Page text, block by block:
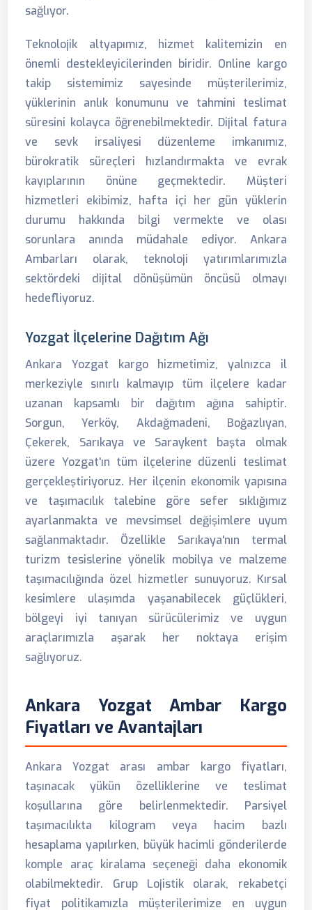
sağlıyor.
Teknolojik altyapımız, hizmet kalitemizin en
önemli destekleyicilerinden biridir. Online kargo
takip sistemimiz sayesinde müşterilerimiz,
yüklerinin anlık konumunu ve tahmini teslimat
süresini kolayca öğrenebilmektedir. Dijital fatura
ve sevk irsaliyesi düzenleme imkanımız,
bürokratik süreçleri hızlandırmakta ve evrak
kayıplarının önüne geçmektedir. Müşteri
hizmetleri ekibimiz, hafta içi her gün yüklerin
durumu hakkında bilgi vermekte ve olası
sorunlara anında müdahale ediyor. Ankara
Ambarları olarak, teknoloji yatırımlarımızla
sektördeki dijital dönüşümün öncüsü olmayı
hedefliyoruz.
Yozgat İlçelerine Dağıtım Ağı
Ankara Yozgat kargo hizmetimiz, yalnızca il
merkeziyle sınırlı kalmayıp tüm ilçelere kadar
uzanan kapsamlı bir dağıtım ağına sahiptir.
Sorgun, Yerköy, Akdağmadeni, Boğazlıyan,
Çekerek, Sarıkaya ve Saraykent başta olmak
üzere Yozgat'ın tüm ilçelerine düzenli teslimat
gerçekleştiriyoruz. Her ilçenin ekonomik yapısına
ve taşımacılık talebine göre sefer sıklığımız
ayarlanmakta ve mevsimsel değişimlere uyum
sağlanmaktadır. Özellikle Sarıkaya'nın termal
turizm tesislerine yönelik mobilya ve malzeme
taşımacılığında özel hizmetler sunuyoruz. Kırsal
kesimlere ulaşımda yaşanabilecek güçlükleri,
bölgeyi iyi tanıyan sürücülerimiz ve uygun
araçlarımızla aşarak her noktaya erişim
sağlıyoruz.
Ankara Yozgat Ambar Kargo
Fiyatları ve Avantajları
Ankara Yozgat arası ambar kargo fiyatları,
taşınacak yükün özelliklerine ve teslimat
koşullarına göre belirlenmektedir. Parsiyel
taşımacılıkta kilogram veya hacim bazlı
hesaplama yapılırken, büyük hacimli gönderilerde
komple araç kiralama seçeneği daha ekonomik
olabilmektedir. Grup Lojistik olarak, rekabetçi
fiyat politikamızla müşterilerimize en uygun